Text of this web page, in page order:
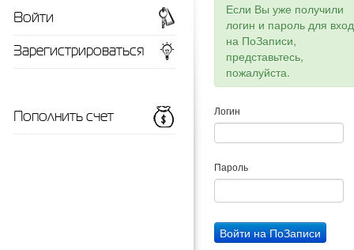
Если Вы уже получили
логин и пароль для
на ПоЗаписи,
представьтесь,
пожалуйста.
Логин
Пароль
Войти
Зарегистрироваться
Пополнить счет